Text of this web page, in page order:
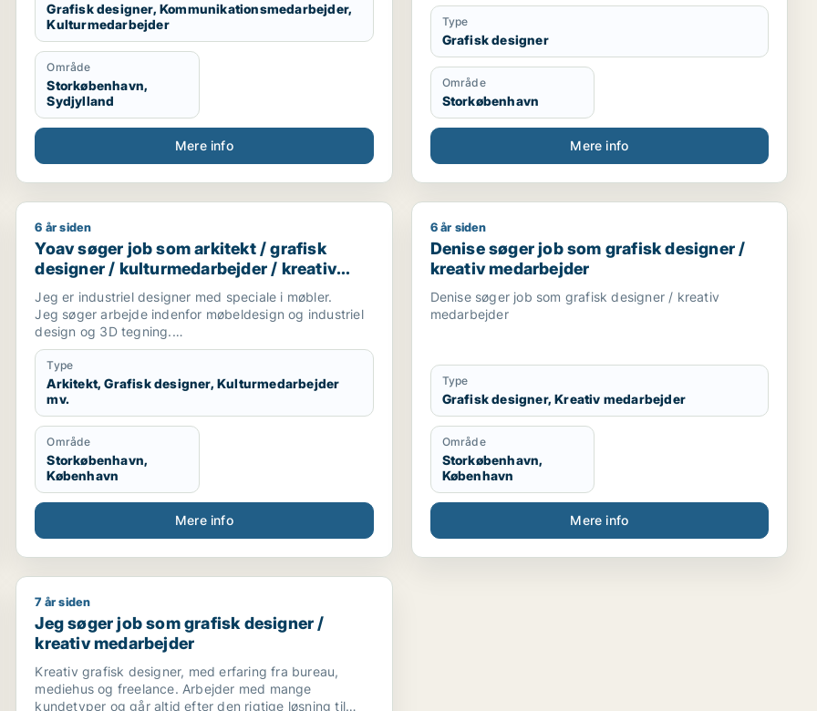
Grafisk designer, Kommunikationsmedarbejder,
Kulturmedarbejder
Område
Storkøbenhavn,
Sydjylland
Mere info
Type
Grafisk designer
Område
Storkøbenhavn
Mere info
Yoav søger job som arkitekt / grafisk designer / kulturmedarbejder / kreativ medarbejder / produktspecialist
6 år siden
Yoav søger job som arkitekt / grafisk
designer / kulturmedarbejder / kreativ
medarbejder / produktspecialist
Jeg er industriel designer med speciale i møbler.
Jeg søger arbejde indenfor møbeldesign og industriel
design og 3D tegning.
Jeg er 43 år og har flere års erfaring som
møbeldesigner- og bygger og som sales engineer.
Type
Arkitekt, Grafisk designer, Kulturmedarbejder
mv.
Område
Storkøbenhavn,
København
Mere info
Denise søger job som grafisk designer / kreativ
6 år siden
Denise søger job som grafisk designer /
kreativ medarbejder
Denise søger job som grafisk designer / kreativ
medarbejder
Type
Grafisk designer, Kreativ medarbejder
Område
Storkøbenhavn,
København
Mere info
/ kommunikationsmedarbejder / marketingmedarbejder
Jeg søger job som grafisk designer / kreativ medarbejder
7 år siden
Jeg søger job som grafisk designer /
kreativ medarbejder
Kreativ grafisk designer, med erfaring fra bureau,
mediehus og freelance. Arbejder med mange
kundetyper og går altid efter den rigtige løsning til